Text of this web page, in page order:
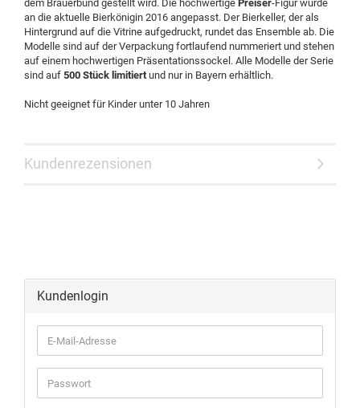
dem Brauerbund gestellt wird. Die hochwertige Preiser-Figur wurde
an die aktuelle Bierkönigin 2016 angepasst. Der Bierkeller, der als
Hintergrund auf die Vitrine aufgedruckt, rundet das Ensemble ab. Die
Modelle sind auf der Verpackung fortlaufend nummeriert und stehen
auf einem hochwertigen Präsentationssockel. Alle Modelle der Serie
sind auf 500 Stück limitiertund nur in Bayern erhältlich.
Nicht geeignet für Kinder unter 10 Jahren
Kundenrezensionen
Kundenlogin